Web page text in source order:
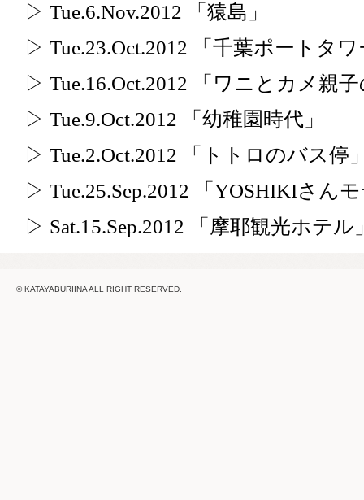
▷ Tue.6.Nov.2012 「猿島」
▷ Tue.23.Oct.2012 「千葉ポートタ
▷ Tue.16.Oct.2012 「ワニとカメ親
▷ Tue.9.Oct.2012 「幼稚園時代」
▷ Tue.2.Oct.2012 「トトロのバス停
▷ Tue.25.Sep.2012 「YOSHIKIさん
▷ Sat.15.Sep.2012 「摩耶観光ホテル
© KATAYABURIINA ALL RIGHT RESERVED.